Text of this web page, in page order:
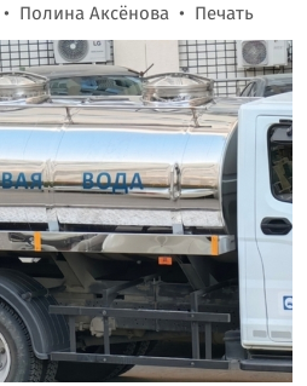
Полина Аксёнова Печать